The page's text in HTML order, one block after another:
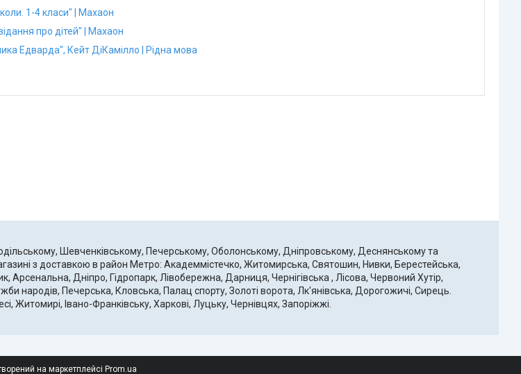
1-4 класи" | Махаон
про дітей" | Махаон
Едварда", Кейт ДіКамілло | Рідна мова
Шевченківському, Печерському, Оболонському, Дніпровському, Деснянському та
з доставкою в район Метро: Академмістечко, Житомирська, Святошин, Нивки, Берестейська,
Арсенальна, Дніпро, Гідропарк, Лівобережна, Дарниця, Чернігівська , Лісова, Червоний Хутір,
народів, Печерська, Кловська, Палац спорту, Золоті ворота, Лк'янівська, Дорогожичі, Сирець.
Івано-Франківську, Харкові, Луцьку, Чернівцях, Запоріжжі.
на маркетплейсі Prom.ua